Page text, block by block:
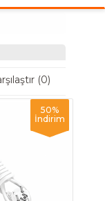
(0)
50%
İndirim